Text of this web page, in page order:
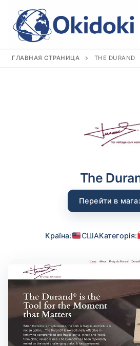
содержимому
ГЛАВНАЯ СТРАНИЦА THE DURAND
The
Перейти в
Країна: СШАКатегорія: